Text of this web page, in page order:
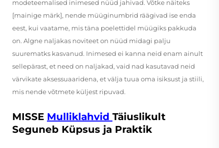
modeteemalised inimesed nüüd jahivad. Võtke näiteks
[mainige märk], nende müüginumbrid räägivad ise enda
eest, kui vaatame, mis täna poelettidel müügiks pakkuda
on. Algne naljakas noviteet on nüüd midagi palju
suurematks kasvanud. Inimesed ei kanna neid enam ainult
sellepärast, et need on naljakad, vaid nad kasutavad neid
värvikate aksessuaaridena, et välja tuua oma isiksust ja stiili,
mis nende võtmete küljest ripuvad.
MISSE Mulliklahvid Täiuslikult
Seguneb Küpsus ja Praktik